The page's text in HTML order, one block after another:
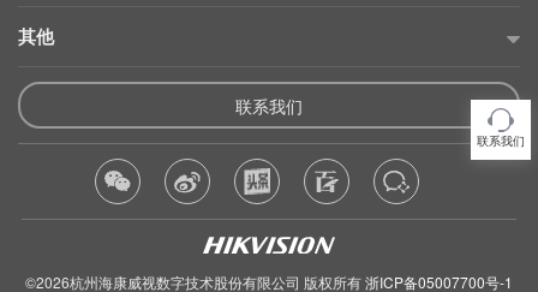
联系我们
可持续发展
招贤纳士
联系我们
维修在线申请
维修状态查询
产品延保购买
产品公告
海康云商
海康云眸
海康互联
海康合作伙伴
其他
供应商平台
产品使用倡议
法律声明
联系我们
©2026杭州海康威视数字技术股份有限公司 版权所有浙ICP备05007700号-1